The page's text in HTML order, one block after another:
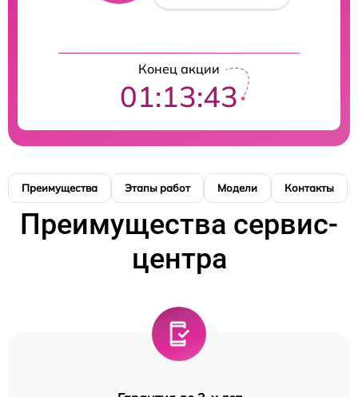
Конец акции
01:13:42
Преимущества Этапы работ Модели Контакты
Преимущества сервис-
центра